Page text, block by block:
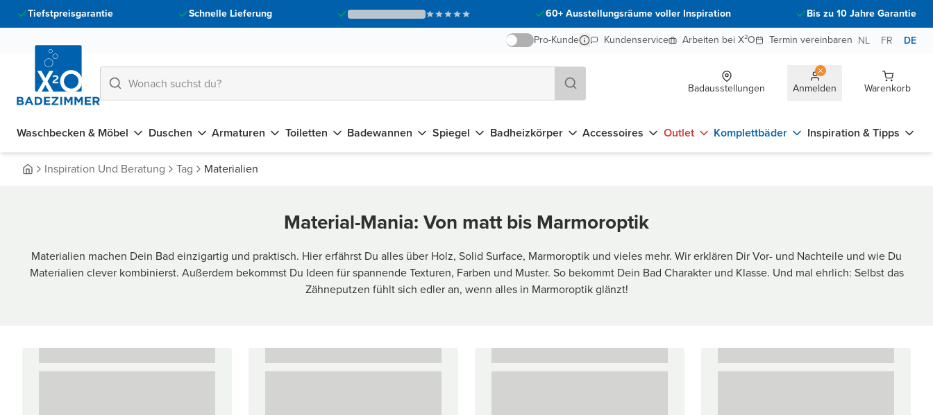
Tiefstpreisgarantie Schnelle Lieferung 60+ Ausstellungsräume voller Inspiration
Bis zu 10 Jahre Garantie
Pro-Kunde
Kundenservice Arbeiten bei X²O Termin vereinbaren NL FR DE
Badausstellungen Anmelden Warenkorb
Waschbecken & Möbel Duschen Armaturen Toiletten Badewannen Spiegel Badheizkörper Accessoires Outlet Komplettbäder Inspiration & Tipps
Inspiration Und Beratung Tag Materialien
Material-Mania: Von matt bis Marmoroptik
Materialien machen Dein Bad einzigartig und praktisch. Hier erfährst Du alles über Holz, Solid Surface, Marmoroptik und vieles mehr. Wir erklären Dir Vor- und Nachteile und wie Du
Materialien clever kombinierst. Außerdem bekommst Du Ideen für spannende Texturen, Farben und Muster. So bekommt Dein Bad Charakter und Klasse. Und mal ehrlich: Selbst das
Zähneputzen fühlt sich edler an, wenn alles in Marmoroptik glänzt!